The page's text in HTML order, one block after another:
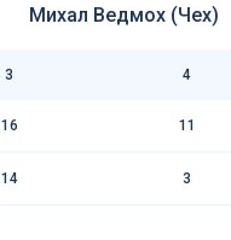
Михал Ведмох (Чех)
3 4
16 11
14 3